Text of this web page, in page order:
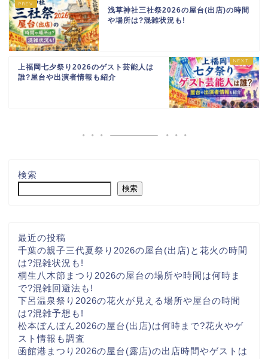
浅草神社三社祭2026の屋台(出店)の時間
や場所は?混雑状況も!
上福岡七夕祭り2026のゲスト芸能人は
誰?屋台や出演者情報も紹介
検索
検索
最近の投稿
千葉の親子三代夏祭り2026の屋台(出店)と花火の時間
は?混雑状況も!
桐生八木節まつり2026の屋台の場所や時間は何時ま
で?混雑回避法も!
下呂温泉祭り2026の花火が見える場所や屋台の時間
は?混雑予想も!
松本ぼんぼん2026の屋台(出店)は何時まで?花火やゲ
スト情報も調査
函館港まつり2026の屋台(露店)の出店時間やゲストは